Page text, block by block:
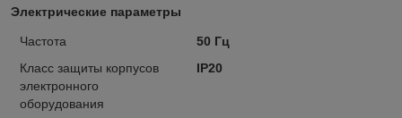
Электрические параметры
Частота
50 Гц
Класс защиты корпусов
электронного
оборудования
IP20